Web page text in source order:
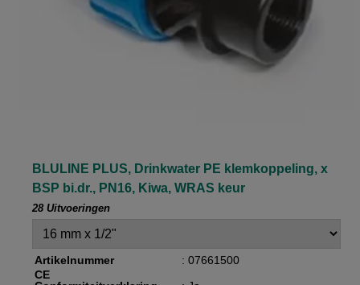
BLULINE PLUS, Drinkwater PE klemkoppeling, x
BSP bi.dr., PN16, Kiwa, WRAS keur
28 Uitvoeringen
Artikelnummer
: 07661500
CE